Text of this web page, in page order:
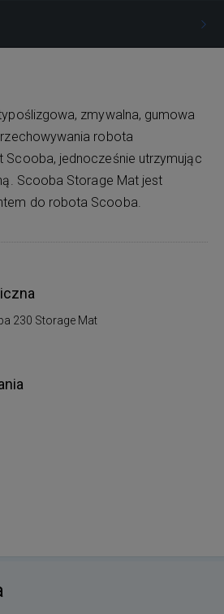
zmywalna, gumowa
robota
jednocześnie utrzymując
Scooba Storage Mat jest
do robota Scooba.
230 Storage Mat